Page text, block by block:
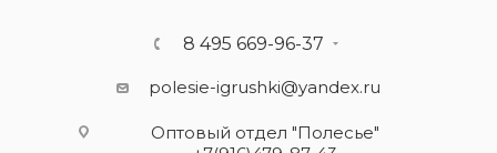
8 495 669-96-37
polesie-igrushki@yandex.ru
Оптовый отдел "Полесье"